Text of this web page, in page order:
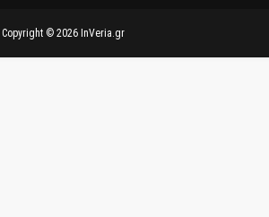
Copyright © 2026 InVeria.gr